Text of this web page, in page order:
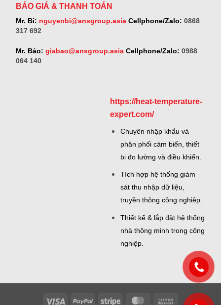
BÁO GIÁ & THANH TOÁN
Mr. Bỉ: nguyenbi@ansgroup.asiaCellphone/Zalo: 0868
317 692
Mr. Bảo: giabao@ansgroup.asiaCellphone/Zalo: 0988
064 140
https://heat-temperature-
expert.com/
Chuyên nhập khẩu và
phân phối cảm biến, thiết
bị đo lường và điều khiển.
Tích hợp hệ thống giám
sát thu nhập dữ liệu,
truyền thông công nghiệp.
Thiết kế & lắp đặt hệ thống
nhà thông minh trong công
nghiệp.
Visa PayPal Stripe MasterCardCash